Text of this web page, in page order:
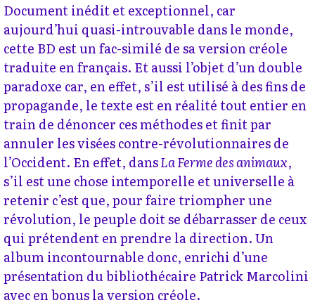
Document inédit et exceptionnel, car
aujourd’hui quasi-introuvable dans le monde,
cette BD est un fac-similé de sa version créole
traduite en français. Et aussi l’objet d’un double
paradoxe car, en effet, s’il est utilisé à des fins de
propagande, le texte est en réalité tout entier en
train de dénoncer ces méthodes et finit par
annuler les visées contre-révolutionnaires de
l’Occident. En effet, dansLa Ferme des animaux,
s’il est une chose intemporelle et universelle à
retenir c’est que, pour faire triompher une
révolution, le peuple doit se débarrasser de ceux
qui prétendent en prendre la direction. Un
album incontournable donc, enrichi d’une
présentation du bibliothécaire Patrick Marcolini
avec en bonus la version créole.